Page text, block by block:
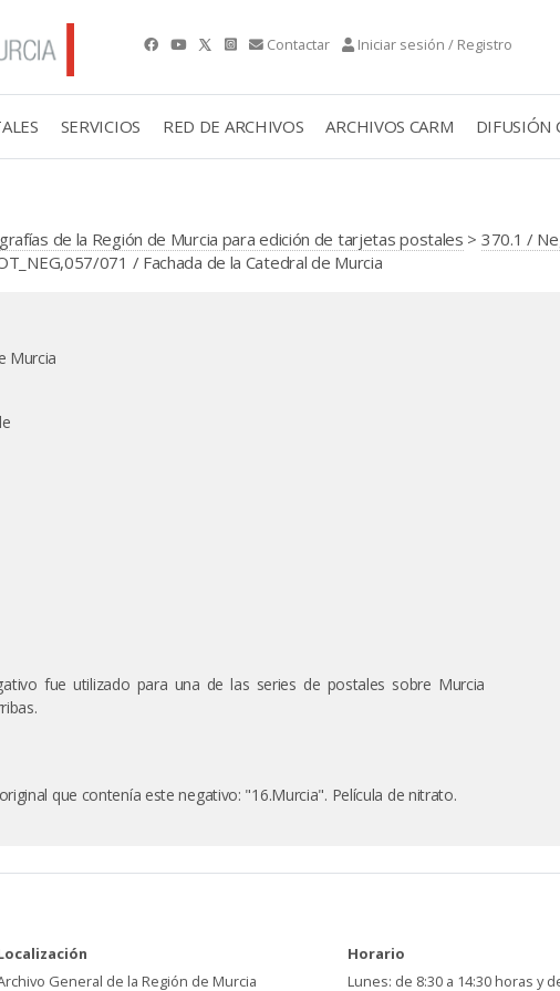
Contactar Iniciar sesión / Registro
SERVICIOS RED DE ARCHIVOS ARCHIVOS CARM DIFUSIÓN
de la Región de Murcia para edición de tarjetas postales > 370.1 /
071 / Fachada de la Catedral de Murcia
Murcia
fue utilizado para una de las series de postales sobre Murcia
que contenía este negativo: "16.Murcia". Película de nitrato.
General de la Región de Murcia
Horario
Lunes: de 8:30 a 14:30 horas y